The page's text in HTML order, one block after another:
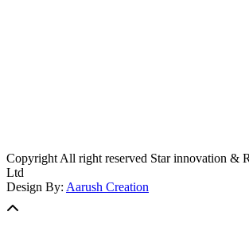
Copyright All right reserved Star innovation &
Ltd
Design By: Aarush Creation